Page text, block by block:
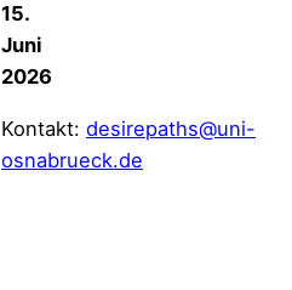
15.
Juni
2026
Kontakt: desirepaths@uni-
osnabrueck.de